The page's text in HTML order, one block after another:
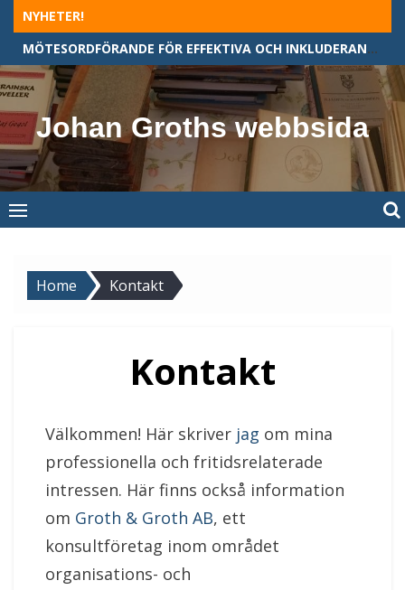
Skip
content
NYHETER!
MÖTESORDFÖRANDE FÖR EFFEKTIVA OCH INKLUDERANDE MÖTEN
Johan Groths webbsida
Home Kontakt
Kontakt
Välkommen! Här skriver jag om mina
professionella och fritidsrelaterade
intressen. Här finns också information
om Groth & Groth AB, ett
konsultföretag inom området
organisations- och